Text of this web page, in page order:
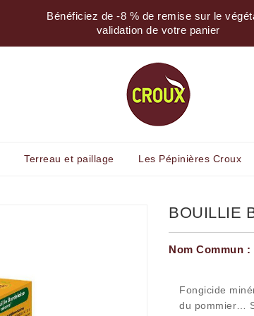
Bénéficiez de -8 % de remise sur le
validation de votre panier
Terreau et paillage Les Pépinières Croux
BOUILLIE
Nom Commun :
Fongicide
du pommier…